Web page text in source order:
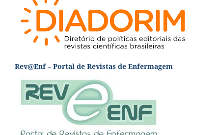
Rev@Enf – Portal de Revistas de Enfermagem